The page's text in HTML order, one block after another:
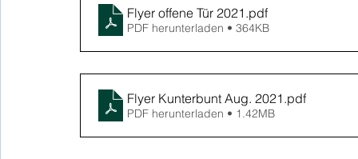
Flyer offene Tür 2021 .pdf
PDF herunterladen • 364KB
Flyer Kunterbunt Aug. 2021 .pdf
PDF herunterladen • 1.42MB